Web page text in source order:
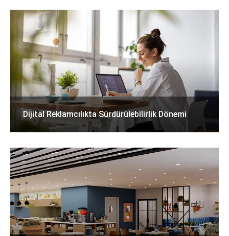
Dijital Reklamcılıkta Sürdürülebilirlik Dönemi